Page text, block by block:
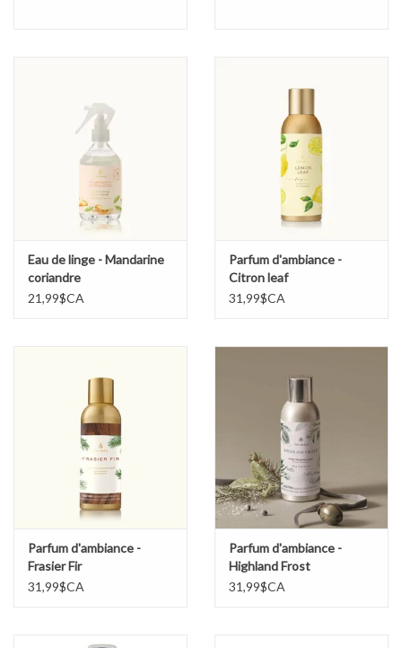
Eau de linge - Mandarine
coriandre
21,99$CA
Parfum d'ambiance -
Citron leaf
31,99$CA
Parfum d'ambiance -
Frasier Fir
31,99$CA
Parfum d'ambiance -
Highland Frost
31,99$CA